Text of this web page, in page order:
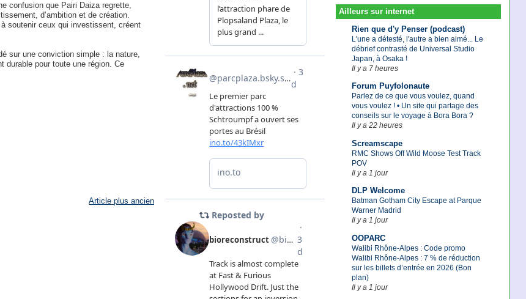
Ailleurs sur internet
Rien que d'y Penser (podcast)
L'une a détesté, l'autre a bien aimé... Le
débrief contrasté de Universal Studio
Japan, à Osaka !
Il y a 7 heures
Forum Puyfolonaute
Parlez de ce que vous voulez, quand
vous voulez ! • Un site qui partage des
conseils sur le voyage à Bora Bora ?
Il y a 22 heures
Screamscape
RMC Shows Off Wild Moose Test Track
POV
Il y a 1 jour
DLP Welcome
Batman Gotham City Escape at Parque
Warner Madrid
Il y a 1 jour
OOPARC
Walibi Rhône-Alpes : Code promo
Walibi Rhône-Alpes : 7 % de réduction
sur les billets d’entrée en 2026 (Bon
plan)
Il y a 1 jour
confusion que Pairi Daiza regrette,
d’ambition et de création.
soutenir ceux qui investissent, créent
sur une conviction simple : la nature,
durable pour toute une région. Ce
Article plus ancien